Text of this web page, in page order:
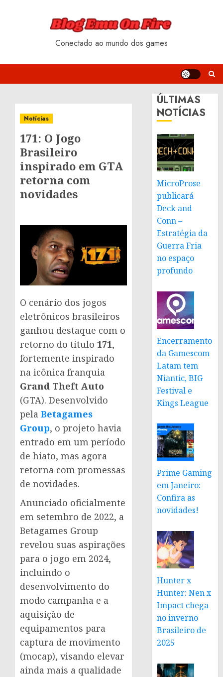
Conectado ao mundo dos games
Notícias
171: O Jogo
Brasileiro
inspirado em GTA
retorna com
novidades
O cenário dos jogos
eletrônicos brasileiros
ganhou destaque com o
retorno do título 171,
fortemente inspirado
na icônica franquia
Grand Theft Auto
(GTA). Desenvolvido
pela Betagames
Group, o projeto havia
entrado em um período
de hiato, mas agora
retorna com promessas
de novidades.
Anunciado oficialmente
em setembro de 2022, a
Betagames Group
revelou suas aspirações
para o jogo em 2024,
incluindo o
desenvolvimento do
modo campanha e a
aquisição de
equipamentos para
captura de movimento
(mocap), visando elevar
ainda mais a qualidade
ÚLTIMAS
NOTÍCIAS
MicroProse
publicará
Deck and
Conn –
Estratégia da
Guerra Fria
no espaço
profundo
Encerramento
da Gamescom
Latam tem
Niantic, BIG
Festival e
Kings League
Prime Gaming
em Janeiro:
Confira as
novidades!
Hunter x
Hunter: Nen x
Impact chega
no inverno
Brasileiro de
2025